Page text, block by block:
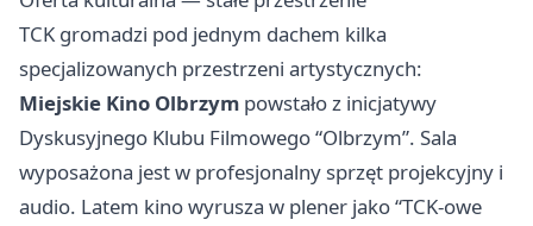
TCK gromadzi pod jednym dachem kilka
specjalizowanych przestrzeni artystycznych:
Miejskie Kino Olbrzym powstało z inicjatywy
Dyskusyjnego Klubu Filmowego “Olbrzym”. Sala
wyposażona jest w profesjonalny sprzęt projekcyjny i
audio. Latem kino wyrusza w plener jako “TCK-owe